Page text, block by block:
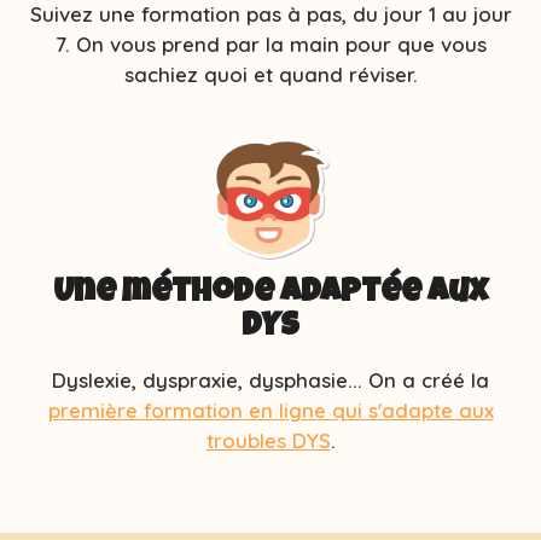
Suivez une formation pas à pas, du jour 1 au jour
7. On vous prend par la main pour que vous
sachiez quoi et quand réviser.
Une méthode adaptée aux
DYS
Dyslexie, dyspraxie, dysphasie... On a créé la
première formation en ligne qui s'adapte aux
troubles DYS.